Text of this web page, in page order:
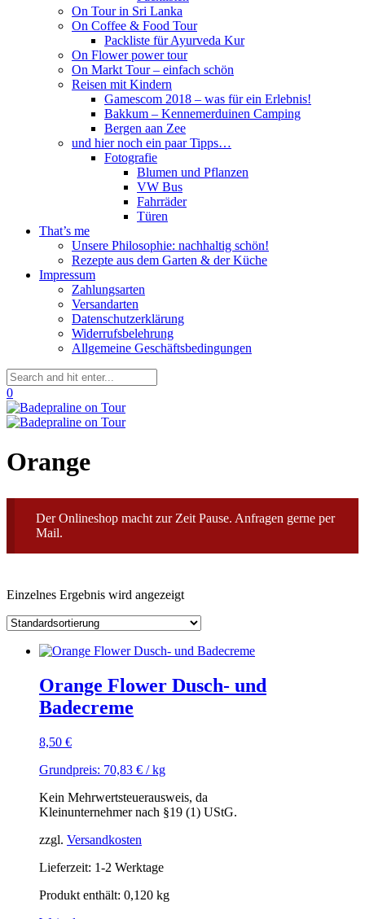
On Tour in Sri Lanka
On Coffee & Food Tour
Packliste für Ayurveda Kur
On Flower power tour
On Markt Tour – einfach schön
Reisen mit Kindern
Gamescom 2018 – was für ein Erlebnis!
Bakkum – Kennemerduinen Camping
Bergen aan Zee
und hier noch ein paar Tipps…
Fotografie
Blumen und Pflanzen
VW Bus
Fahrräder
Türen
That’s me
Unsere Philosophie: nachhaltig schön!
Rezepte aus dem Garten & der Küche
Impressum
Zahlungsarten
Versandarten
Datenschutzerklärung
Widerrufsbelehrung
Allgemeine Geschäftsbedingungen
0
Orange
Der Onlineshop macht zur Zeit Pause. Anfragen gerne per
Mail.
Einzelnes Ergebnis wird angezeigt
Orange Flower Dusch- und
Badecreme
8,50 €
Grundpreis: 70,83 € /kg
Kein Mehrwertsteuerausweis, da
Kleinunternehmer nach §19 (1) UStG.
zzgl. Versandkosten
Lieferzeit: 1-2 Werktage
Produkt enthält: 0,120 kg